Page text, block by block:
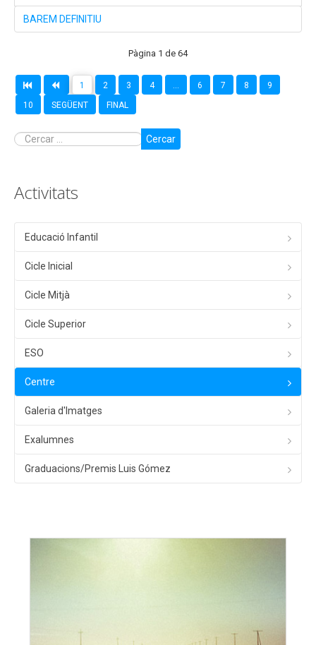
BAREM DEFINITIU
Pàgina 1 de 64
1 2 3 4 ... 6 7 8
9
10
SEGÜENT FINAL
Cercar
Activitats
Educació Infantil
Cicle Inicial
Cicle Mitjà
Cicle Superior
ESO
Centre
Galeria d'Imatges
Exalumnes
Graduacions/Premis Luis Gómez